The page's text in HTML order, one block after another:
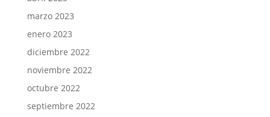
marzo 2023
enero 2023
diciembre 2022
noviembre 2022
octubre 2022
septiembre 2022